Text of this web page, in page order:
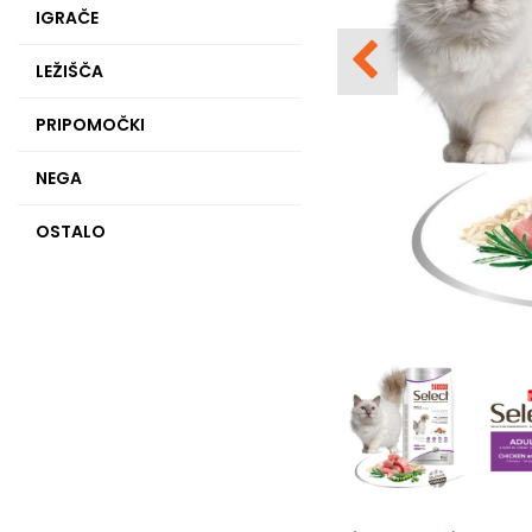
IGRAČE
LEŽIŠČA
PRIPOMOČKI
NEGA
OSTALO